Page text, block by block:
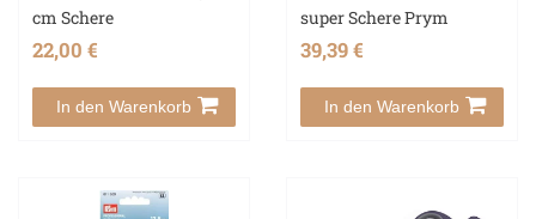
cm Schere
22,00 €
In den Warenkorb
super Schere Prym
39,39 €
In den Warenkorb